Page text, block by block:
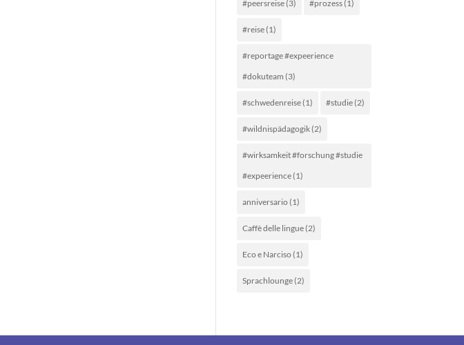
#peersreise(3) #prozess(1)
#reise(1)
#reportage #expeerience
#dokuteam (3)
#schwedenreise(1) #studie(2)
#wildnispädagogik(2)
#wirksamkeit #forschung #studie
#expeerience(1)
anniversario (1)
Caffè delle lingue(2)
Eco e Narciso (1)
Sprachlounge(2)